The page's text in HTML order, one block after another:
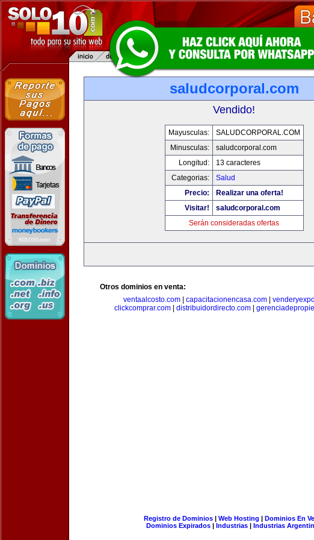
saludcorporal.com
Vendido!
Mayusculas:
SALUDCORPORAL.COM
Minusculas:
saludcorporal.com
Longitud:
13 caracteres
Categorias:
Salud
Precio:
Realizar una oferta!
Visitar!
saludcorporal.com
Serán consideradas ofertas
Otros dominios en venta:
ventaalcosto.com
capacitacionencasa.com
clickcomprar.com| distribuidordirecto.com|
Registro de Dominios| Web Hosting | Dominios En
Dominios Expirados | Industrias | Industrias